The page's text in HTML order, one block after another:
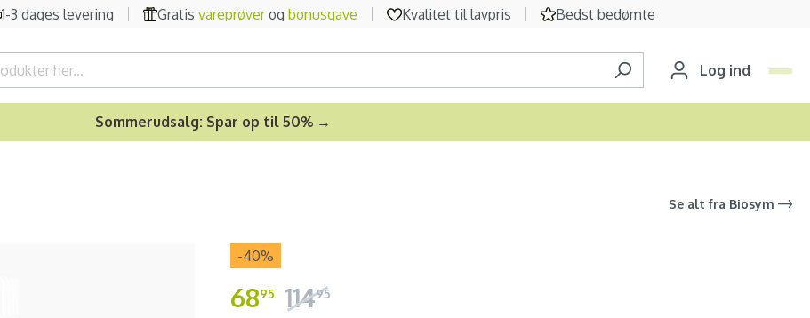
1-3 dages levering Gratisvareprøverogbonusgave Kvalitet til lavpris Bedst bedømte
Log ind
Sommerudsalg: Spar op til 50% →
Se alt fra Biosym
-40%
6895 11495